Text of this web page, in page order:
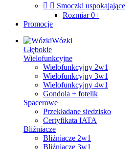
  Smoczki uspokajające
Rozmiar 0+
Promocje
Wózki
Głębokie
Wielofunkcyjne
Wielofunkcyjny 2w1
Wielofunkcyjny 3w1
Wielofunkcyjny 4w1
Gondola + fotelik
Spacerowe
Przekładane siedzisko
Certyfikata IATA
Bliźniacze
Bliźniacze 2w1
Bliźniacze 3w1